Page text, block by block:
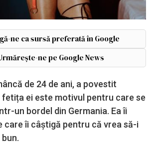
ne ca sursă preferată în Google
ne pe Google News
de 24 de ani, a povestit
ei este motivul pentru care se
un bordel din Germania. Ea îi
care îi câștigă pentru că vrea să-i